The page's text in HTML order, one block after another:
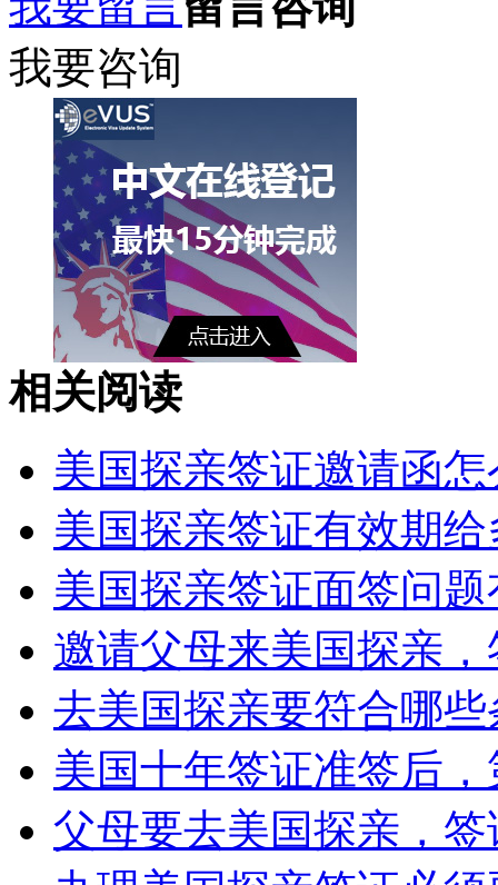
我要咨询
相关阅读
美国探亲签证邀请函
美国探亲签证有效期
美国探亲签证面签问
邀请父母来美国探亲
去美国探亲要符合哪
美国十年签证准签后
父母要去美国探亲，